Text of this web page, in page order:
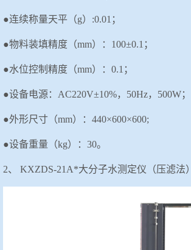
●连续称量天平（g）:0.01；
●物料装填精度（mm）： 100±0.1 ；
●水位控制精度（mm）： 0.1；
●设备电源：AC220V±10%，50Hz， 500W；
●外形尺寸（mm）：440×600×600;
●设备重量（kg）：30。
2、 KXZDS-21A*大分子水测定仪（压滤法）